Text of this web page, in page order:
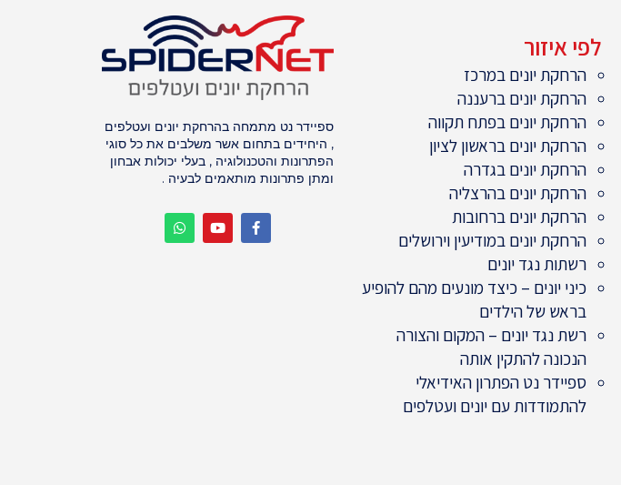
לפי איזור
הרחקת יונים במרכז
הרחקת יונים ברעננה
הרחקת יונים בפתח תקווה
הרחקת יונים בראשון לציון
הרחקת יונים בגדרה
הרחקת יונים בהרצליה
הרחקת יונים ברחובות
הרחקת יונים במודיעין וירושלים
רשתות נגד יונים
כיני יונים – כיצד מונעים מהם להופיע
בראש של הילדים
רשת נגד יונים – המקום והצורה
הנכונה להתקין אותה
ספיידר נט הפתרון האידיאלי
להתמודדות עם יונים ועטלפים
ספיידר נט מתמחה בהרחקת יונים ועטלפים
, היחידים בתחום אשר משלבים את כל סוגי
הפתרונות והטכנולוגיה , בעלי יכולות אבחון
ומתן פתרונות מותאמים לבעיה .